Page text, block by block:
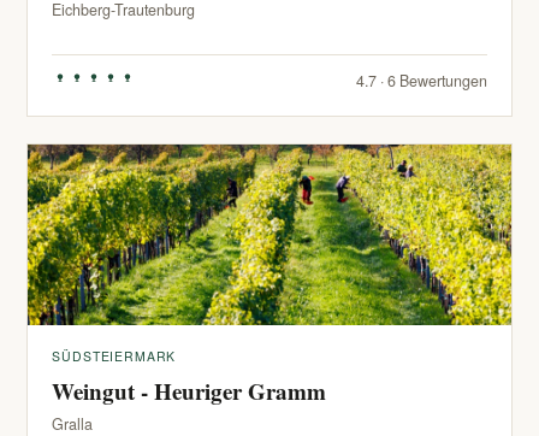
Eichberg-Trautenburg
4.7 · 6 Bewertungen
SÜDSTEIERMARK
Weingut - Heuriger Gramm
Gralla